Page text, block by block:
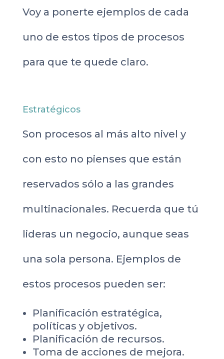
Voy a ponerte ejemplos de cada
uno de estos tipos de procesos
para que te quede claro.
Estratégicos
Son procesos al más alto nivel y
con esto no pienses que están
reservados sólo a las grandes
multinacionales. Recuerda que tú
lideras un negocio, aunque seas
una sola persona. Ejemplos de
estos procesos pueden ser:
Planificación estratégica,
políticas y objetivos.
Planificación de recursos.
Toma de acciones de mejora.